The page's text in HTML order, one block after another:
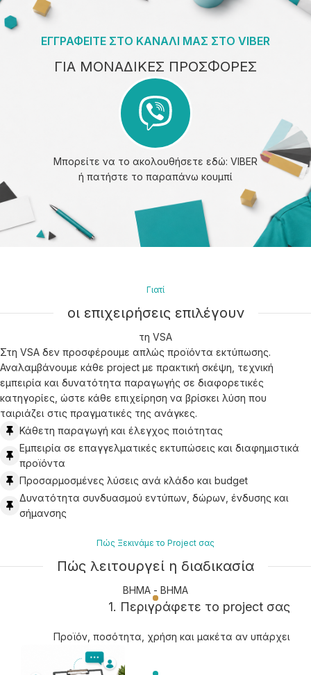
ΕΓΓΡΑΦΕΙΤΕ ΣΤΟ ΚΑΝΑΛΙ ΜΑΣ ΣΤΟ VIBER
ΓΙΑ ΜΟΝΑΔΙΚΕΣ ΠΡΟΣΦΟΡΕΣ
Μπορείτε να το ακολουθήσετε εδώ: VIBER
ή πατήστε το παραπάνω κουμπί
Γιατί
οι επιχειρήσεις επιλέγουν
τη VSA
Στη VSA δεν προσφέρουμε απλώς προϊόντα εκτύπωσης.
Αναλαμβάνουμε κάθε project με πρακτική σκέψη, τεχνική
εμπειρία και δυνατότητα παραγωγής σε διαφορετικές
κατηγορίες, ώστε κάθε επιχείρηση να βρίσκει λύση που
ταιριάζει στις πραγματικές της ανάγκες.
Κάθετη παραγωγή και έλεγχος ποιότητας
Εμπειρία σε επαγγελματικές εκτυπώσεις και διαφημιστικά
προϊόντα
Προσαρμοσμένες λύσεις ανά κλάδο και budget
Δυνατότητα συνδυασμού εντύπων, δώρων, ένδυσης και
σήμανσης
Πώς Ξεκινάμε το Project σας
Πώς λειτουργεί η διαδικασία
ΒΗΜΑ - ΒΗΜΑ
1. Περιγράφετε το project σας
Προϊόν, ποσότητα, χρήση και μακέτα αν υπάρχει